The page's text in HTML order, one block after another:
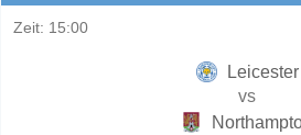
Zeit: 15:00
Leicester
vs